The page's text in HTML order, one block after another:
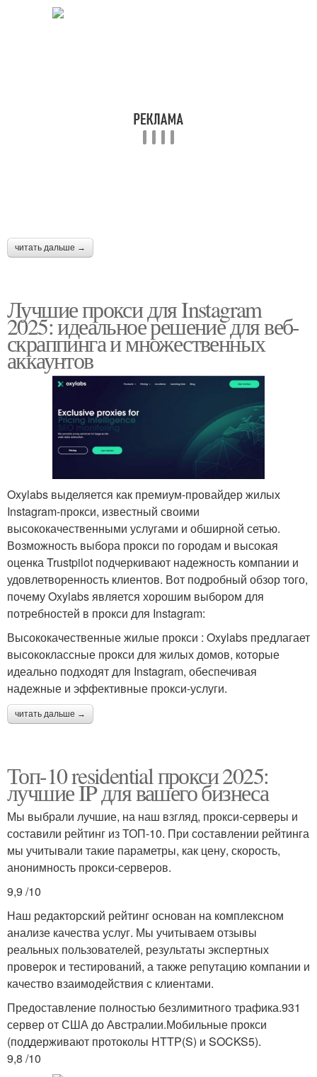
читать дальше →
Лучшие прокси для Instagram
2025: идеальное решение для веб-
скраппинга и множественных
аккаунтов
Oxylabs выделяется как премиум-провайдер жилых
Instagram-прокси, известный своими
высококачественными услугами и обширной сетью.
Возможность выбора прокси по городам и высокая
оценка Trustpilot подчеркивают надежность компании и
удовлетворенность клиентов. Вот подробный обзор того,
почему Oxylabs является хорошим выбором для
потребностей в прокси для Instagram:
Высококачественные жилые прокси : Oxylabs предлагает
высококлассные прокси для жилых домов, которые
идеально подходят для Instagram, обеспечивая
надежные и эффективные прокси-услуги.
читать дальше →
Топ-10 residential прокси 2025:
лучшие IP для вашего бизнеса
Мы выбрали лучшие, на наш взгляд, прокси-серверы и
составили рейтинг из ТОП-10. При составлении рейтинга
мы учитывали такие параметры, как цену, скорость,
анонимность прокси-серверов.
9,9 /10
Наш редакторский рейтинг основан на комплексном
анализе качества услуг. Мы учитываем отзывы
реальных пользователей, результаты экспертных
проверок и тестирований, а также репутацию компании и
качество взаимодействия с клиентами.
Предоставление полностью безлимитного трафика.931
сервер от США до Австралии.Мобильные прокси
(поддерживают протоколы HTTP(S) и SOCKS5).
9,8 /10